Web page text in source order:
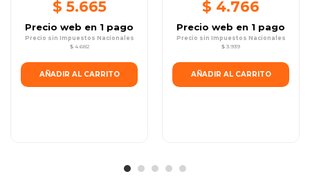
$ 5.665
Precio web en 1 pago
Precio sin Impuestos Nacionales
$ 4.682
AÑADIR AL CARRITO
$ 4.766
Precio web en 1 pago
Precio sin Impuestos Nacionales
$ 3.939
AÑADIR AL CARRITO